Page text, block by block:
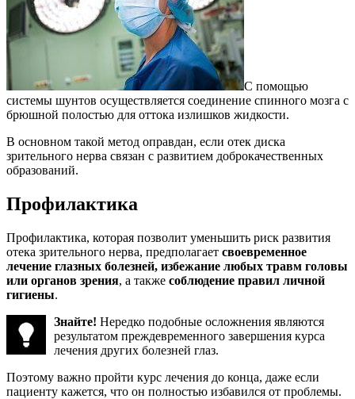
С помощью
системы шунтов осуществляется соединение спинного мозга с
брюшной полостью для оттока излишков жидкости.
В основном такой метод оправдан, если отек диска
зрительного нерва связан с развитием доброкачественных
образований.
Профилактика
Профилактика, которая позволит уменьшить риск развития
отека зрительного нерва, предполагает своевременное
лечение глазных болезней, избежание любых травм головы
или органов зрения, а также соблюдение правил личной
гигиены.
Знайте! Нередко подобные осложнения являются
результатом преждевременного завершения курса
лечения других болезней глаз.
Поэтому важно пройти курс лечения до конца, даже если
пациенту кажется, что он полностью избавился от проблемы.